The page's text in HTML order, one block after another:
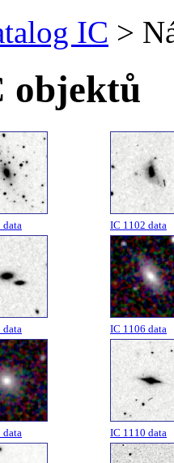
IC >
objektů
IC 1102 data
IC 1106 data
IC 1110 data